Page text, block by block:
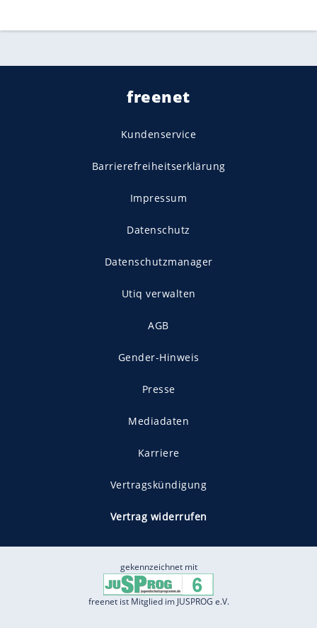
freenet
Kundenservice
Barrierefreiheitserklärung
Impressum
Datenschutz
Datenschutzmanager
Utiq verwalten
AGB
Gender-Hinweis
Presse
Mediadaten
Karriere
Vertragskündigung
Vertrag widerrufen
gekennzeichnet mit
freenet ist Mitglied im JUSPROG e.V.